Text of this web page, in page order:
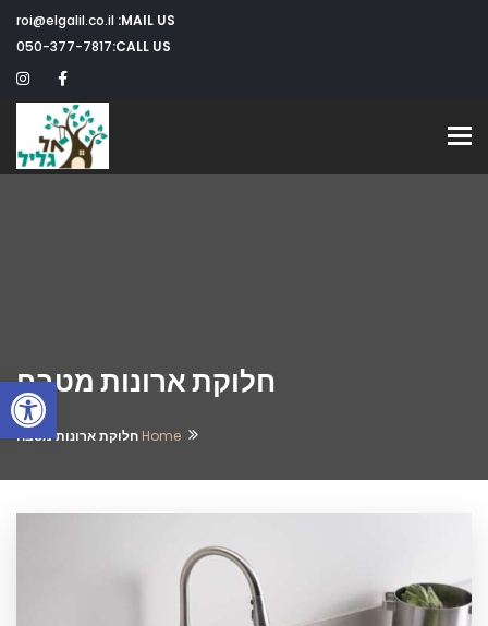
MAIL US:
CALL US:
050-377-7817
Toggle navigation
חלוקת ארונות מטבח
Home חלוקת ארונות מטבח